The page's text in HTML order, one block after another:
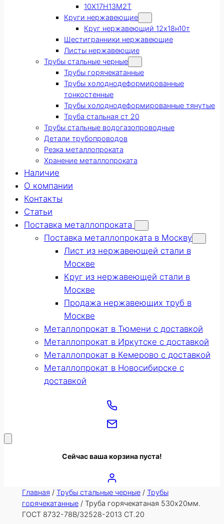
10Х17Н13М2Т
Круги нержавеющие
Круг нержавеющий 12х18н10т
Шестигранники нержавеющие
Листы нержавеющие
Трубы стальные черные
Трубы горячекатанные
Трубы холоднодеформированные
тонкостенные
Трубы холоднодеформированные тянутые
Труба стальная ст 20
Трубы стальные водогазопроводные
Детали трубопроводов
Резка металлопроката
Хранение металлопроката
Наличие
О компании
Контакты
Статьи
Поставка металлопроката
Поставка металлопроката в Москву
Лист из нержавеющей стали в
Москве
Круг из нержавеющей стали в
Москве
Продажа нержавеющих труб в
Москве
Металлопрокат в Тюмени с доставкой
Металлопрокат в Иркутске с доставкой
Металлопрокат в Кемерово с доставкой
Металлопрокат в Новосибирске с
доставкой
Сейчас ваша корзина пуста!
Главная / Трубы стальные черные/ Трубы
горячекатанные/ Труба горячекатаная 530х20мм.
ГОСТ 8732-78В/32528-2013 СТ.20